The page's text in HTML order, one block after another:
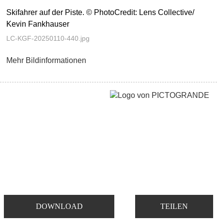
DOWNLOAD TEILEN
Skifahrer auf der Piste. © PhotoCredit: Lens Collective/
Kevin Fankhauser
LC-KGF-20250110-440.jpg
Mehr Bildinformationen